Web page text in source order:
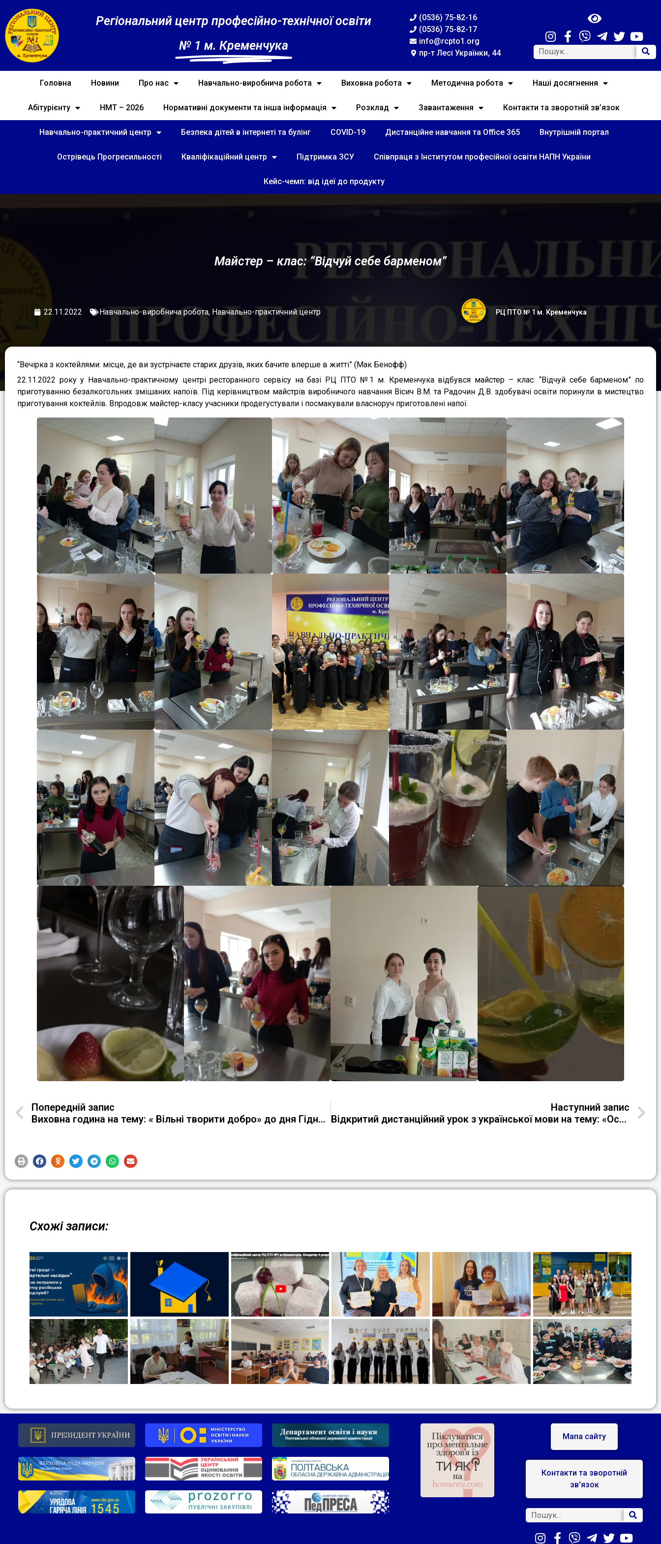
Регіональний центр професійно-технічної освіти
№ 1 м. Кременчука
(0536) 75-82-16
(0536) 75-82-17
info@rcpto1.org
пр-т Лесі Українки, 44
Головна Новини Про нас Навчально-виробнича робота Виховна робота Методична робота Наші досягнення
Абітурієнту НМТ – 2026 Нормативні документи та інша інформація Розклад Завантаження Контакти та зворотній зв’язок
Навчально-практичний центр Безпека дітей в інтернеті та булінг COVID-19 Дистанційне навчання та Office 365 Внутрішній портал
Острівець Прогресильності Кваліфікаційний центр Підтримка ЗСУ Співпраця з Інститутом професійної освіти НАПН України
Кейс-чемп: від ідеї до продукту
Майстер – клас: “Відчуй себе барменом”
22.11.2022 Навчально-виробнича робота, Навчально-практичний центр РЦ ПТО № 1 м. Кременчука
“Вечірка з коктейлями: місце, де ви зустрічаєте старих друзів, яких бачите вперше в житті” (Мак Бенофф)
22.11.2022 року у Навчально-практичному центрі ресторанного сервісу на базі РЦ ПТО №1 м. Кременчука відбувся майстер – клас: “Відчуй себе барменом” по
приготуванню безалкогольних змішаних напоїв. Під керівництвом майстрів виробничого навчання Вісич В.М. та Радочин Д.В. здобувачі освіти поринули в мистецтво
приготування коктейлів. Впродовж майстер-класу учасники продегустували і посмакували власноруч приготовлені напої.
Попередній запис
Виховна година на тему: « Вільні творити добро» до дня Гідності та Свободи України
Наступний запис
Відкритий дистанційний урок з української мови на тему: «Особливості кличного відмінка»
Схожі записи:
Мапа сайту
Контакти та зворотній
зв'язок